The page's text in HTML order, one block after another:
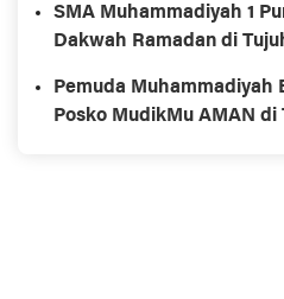
SMA Muhammadiyah 1
Dakwah Ramadan di
Pemuda Muhammadiyah
Posko MudikMu AMAN